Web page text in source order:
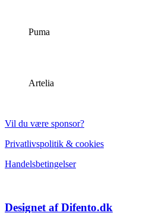
Puma
Artelia
Vil du være sponsor?
Privatlivspolitik & cookies
Handelsbetingelser
Designet af Difento.dk